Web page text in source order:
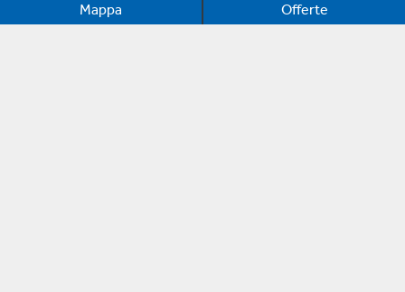
Offerte Family
Mappa Offerte